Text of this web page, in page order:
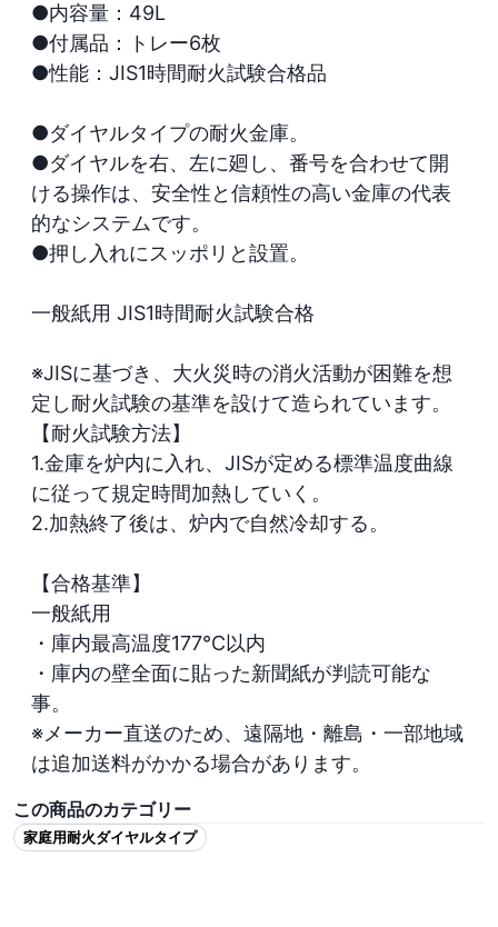
●内容量：49L
●付属品：トレー6枚
●性能：JIS1時間耐火試験合格品
●ダイヤルタイプの耐火金庫。
●ダイヤルを右、左に廻し、番号を合わせて開
ける操作は、安全性と信頼性の高い金庫の代表
的なシステムです。
●押し入れにスッポリと設置。
一般紙用 JIS1時間耐火試験合格
※JISに基づき、大火災時の消火活動が困難を想
定し耐火試験の基準を設けて造られています。
【耐火試験方法】
1.金庫を炉内に入れ、JISが定める標準温度曲線
に従って規定時間加熱していく。
2.加熱終了後は、炉内で自然冷却する。
【合格基準】
一般紙用
・庫内最高温度177℃以内
・庫内の壁全面に貼った新聞紙が判読可能な
事。
※メーカー直送のため、遠隔地・離島・一部地域
は追加送料がかかる場合があります。
この商品のカテゴリー
家庭用耐火ダイヤルタイプ